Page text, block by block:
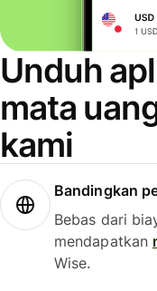
Unduh
mata
kami
Bandingkan
Bebas dari
mendapatkan
Wise.